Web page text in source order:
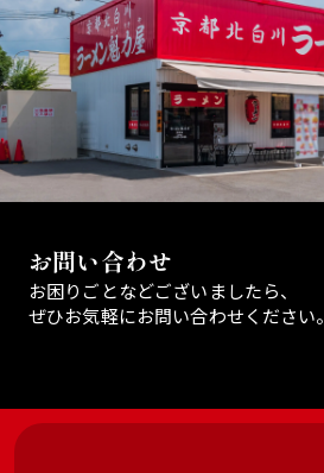
お問い合わせ
お困りごとなどございましたら、
ぜひお気軽にお問い合わせください。